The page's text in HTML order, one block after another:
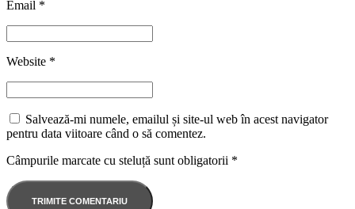
Email *
Website *
Salvează-mi numele, emailul și site-ul web în acest navigator
pentru data viitoare când o să comentez.
Câmpurile marcate cu steluță sunt obligatorii *